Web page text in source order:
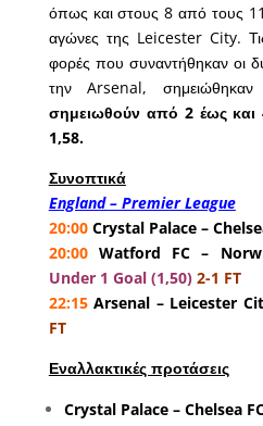
όπως και στους 8 από τους 11
αγώνες της Leicester City.
φορές που συναντήθηκαν οι
την Arsenal,
σημειωθούν από 2 έως
1,58.
Συνοπτικά
England – Premier League
20:00Crystal Palace –
20:00Watford FC –
Under 1 Goal (1,50)2-1 FT
22:15Arsenal – Leicester
FT
Εναλλακτικές προτάσεις
Crystal Palace – Chelsea